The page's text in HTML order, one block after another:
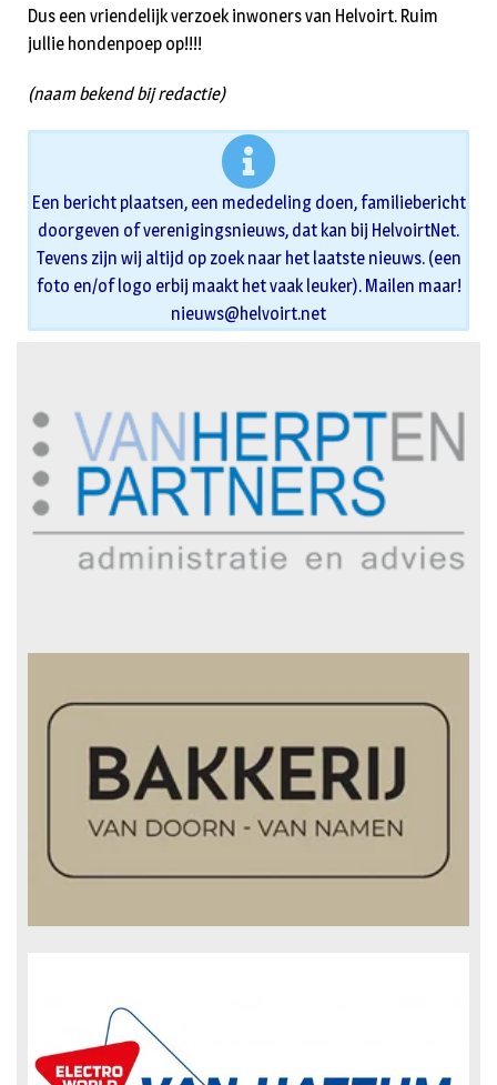
Dus een vriendelijk verzoek inwoners van Helvoirt. Ruim
jullie hondenpoep op!!!!
(naam bekend bij redactie)
Een bericht plaatsen, een mededeling doen, familiebericht
doorgeven of verenigingsnieuws, dat kan bij HelvoirtNet.
Tevens zijn wij altijd op zoek naar het laatste nieuws. (een
foto en/of logo erbij maakt het vaak leuker). Mailen maar!
nieuws@helvoirt.net